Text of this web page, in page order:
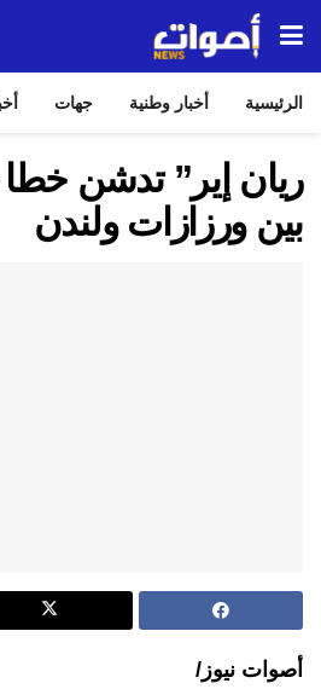
الرئيسية أخبار وطنية جهات
ريان إير” تدشن خطا
بين ورزازات ولندن
أصوات نيوز/